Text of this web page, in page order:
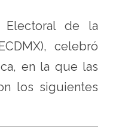
Electoral de la
celebró
en la que las
los siguientes